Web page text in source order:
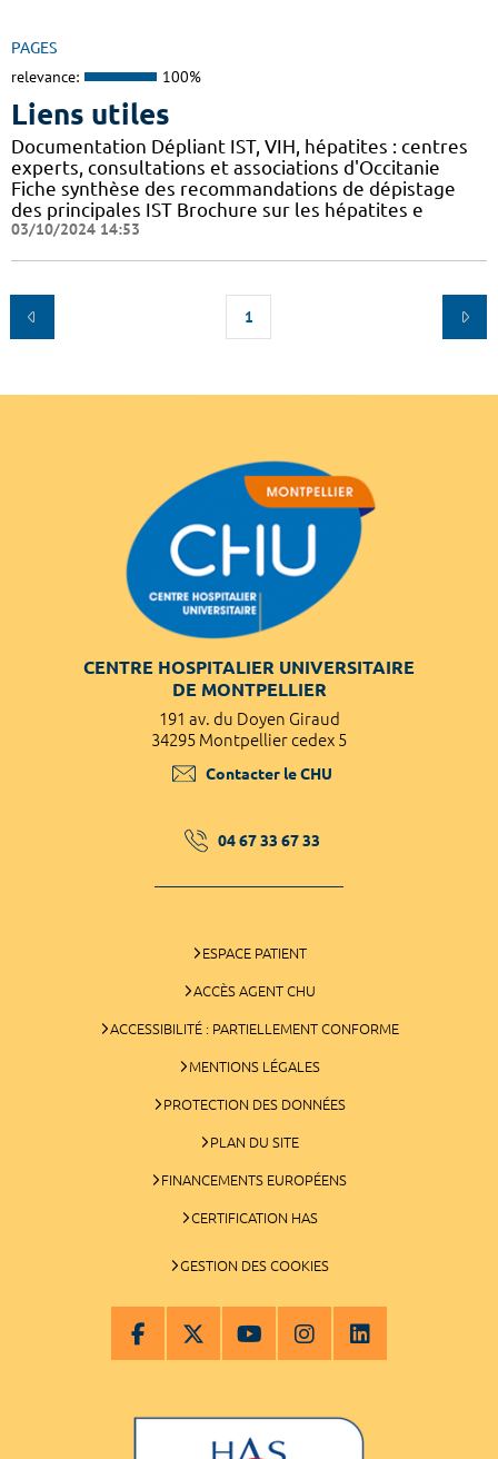
PAGES
relevance: 100%
Liens utiles
Documentation Dépliant IST, VIH, hépatites : centres
experts, consultations et associations d'Occitanie
Fiche synthèse des recommandations de dépistage
des principales IST Brochure sur les hépatites e
03/10/2024 14:53
1
CENTRE HOSPITALIER UNIVERSITAIRE
DE MONTPELLIER
191 av. du Doyen Giraud
34295 Montpellier cedex 5
Contacter le CHU
04 67 33 67 33
ESPACE PATIENT
ACCÈS AGENT CHU
ACCESSIBILITÉ : PARTIELLEMENT CONFORME
MENTIONS LÉGALES
PROTECTION DES DONNÉES
PLAN DU SITE
FINANCEMENTS EUROPÉENS
CERTIFICATION HAS
GESTION DES COOKIES